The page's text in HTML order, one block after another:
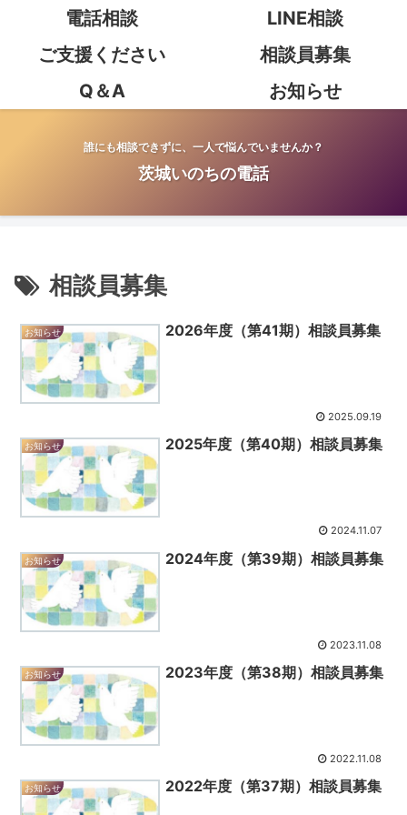
誰にも相談できずに、一人で悩んでいませんか？
茨城いのちの電話
電話相談
LINE相談
ご支援ください
相談員募集
Q＆A
お知らせ
相談員募集
お知らせ 2026年度（第41期）相談員募集
2025.09.19
お知らせ 2025年度（第40期）相談員募集
2024.11.07
お知らせ 2024年度（第39期）相談員募集
2023.11.08
お知らせ 2023年度（第38期）相談員募集
2022.11.08
お知らせ 2022年度（第37期）相談員募集